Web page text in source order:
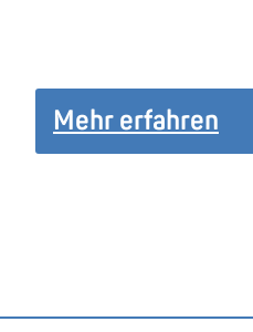
Mehr erfahren